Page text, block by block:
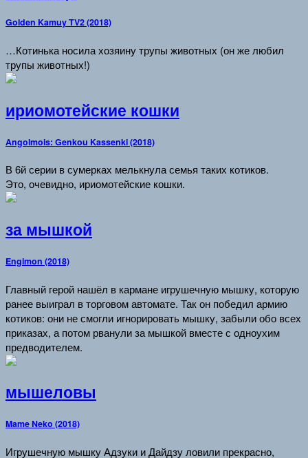
Golden Kamuy TV2 (2018)
…Котинька носила хозяину трупы животных (он же любил
трупы животных!)
ириомотейские кошки
Angolmois: Genkou Kassenki (2018)
В 6й серии в сумерках мелькнула семья таких котиков.
Это, очевидно, ириомотейские кошки.
за мышкой
Engimon (2018)
Главный герой нашёл в кармане игрушечную мышку, которую
ранее выиграл в торговом автомате. Так он победил армию
котиков: они не смогли игнорировать мышку, забыли обо всех
приказах, а потом рванули за мышкой вместе с одноухим
предводителем.
мышеловы
Mame Neko (2018)
Игрушечную мышку Адзуки и Дайдзу ловили прекрасно,